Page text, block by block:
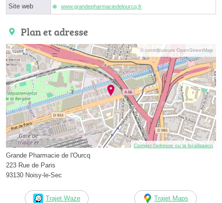
Site web www.grandepharmaciedelourcq.fr
Plan et adresse
© contributeurs OpenStreetMap
Corriger l’adresse ou la localisation
Grande Pharmacie de l'Ourcq
223 Rue de Paris
93130 Noisy-le-Sec
Trajet Waze Trajet Maps